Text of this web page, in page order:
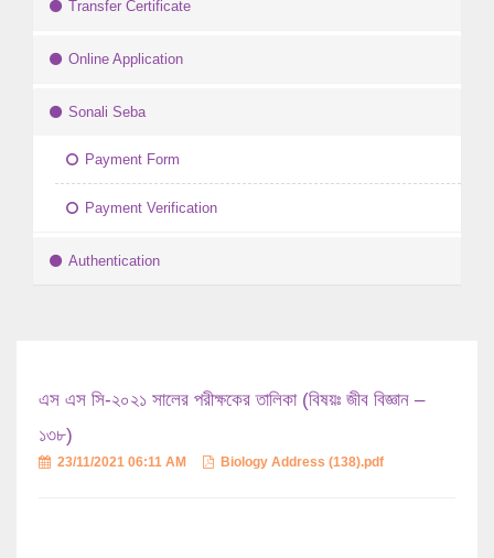
Transfer Certificate
Online Application
Sonali Seba
Payment Form
Payment Verification
Authentication
এস এস সি-২০২১ সালের পরীক্ষকের তালিকা (বিষয়ঃ জীব বিজ্ঞান –
১৩৮)
23/11/2021 06:11 AM Biology Address (138).pdf